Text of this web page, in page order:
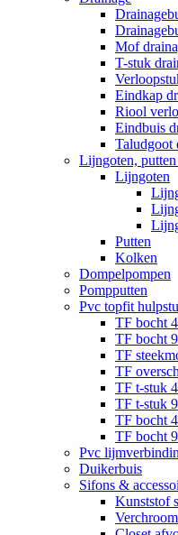
Mof
T-stuk
Eindkap
Riool
Eindbuis
Taludgoot
Lijngoten,
Lijngoten
Putten
Kolken
Dompelpompen
Pompputten
Pvc topfit
TF bocht
TF bocht
TF
TF
TF t-stuk
TF t-stuk
TF bocht
TF bocht
Pvc
Duikerbuis
Sifons &
Kunststof